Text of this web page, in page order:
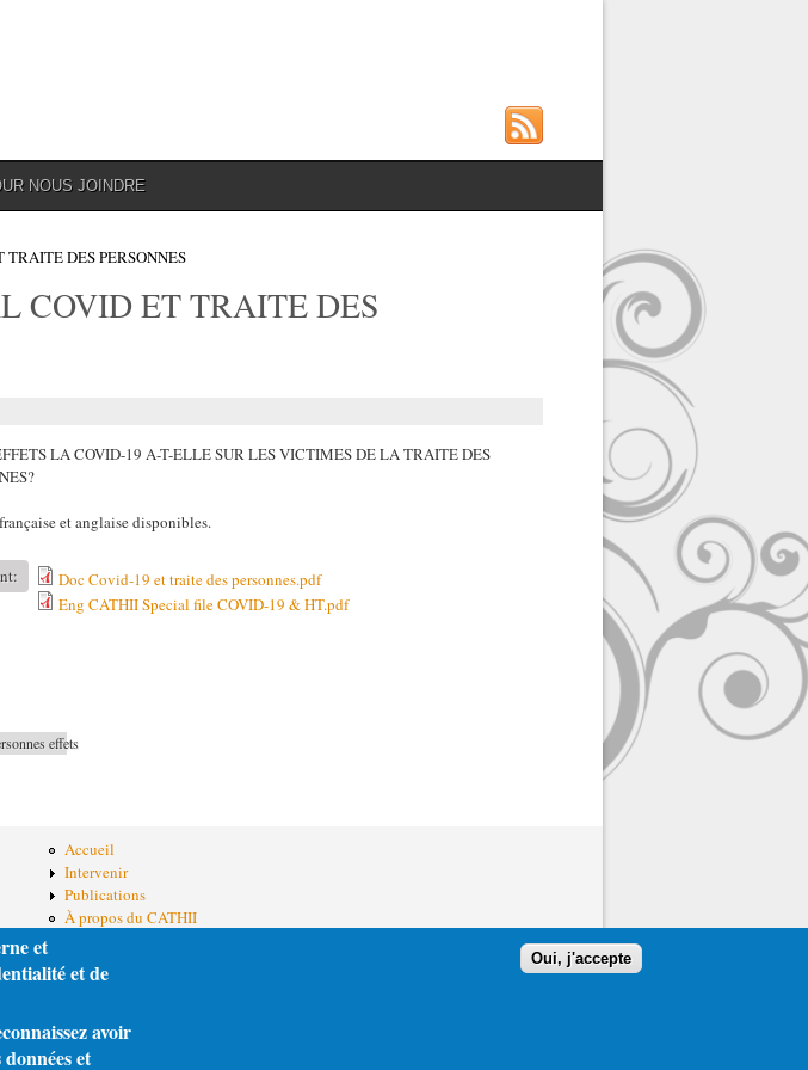
NOUS JOINDRE
TRAITE DES PERSONNES
COVID ET TRAITE DES
LA COVID-19 A-T-ELLE SUR LES VICTIMES DE LA TRAITE DES
et anglaise disponibles.
Doc Covid-19 et traite des personnes.pdf
Eng CATHII Special file COVID-19 & HT.pdf
effets
Accueil
Intervenir
Publications
À propos du CATHII
et
et de
avoir
et
Oui, j'accepte